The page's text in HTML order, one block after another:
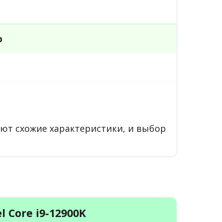
схожие характеристики, и выбор
Core i9-12900K